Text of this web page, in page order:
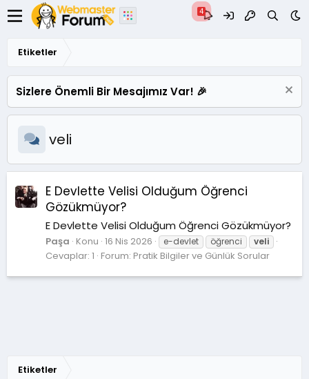
Etiketler
Sizlere Önemli Bir Mesajımız Var! 🎉
veli
E Devlette Velisi Olduğum Öğrenci
Gözükmüyor?
E Devlette Velisi Olduğum Öğrenci Gözükmüyor?
Paşa Konu 16 Nis 2026 e-devlet öğrenci veli
Cevaplar: 1 Forum: Pratik Bilgiler ve Günlük Sorular
Etiketler